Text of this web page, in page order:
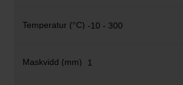
-10 - 300
1